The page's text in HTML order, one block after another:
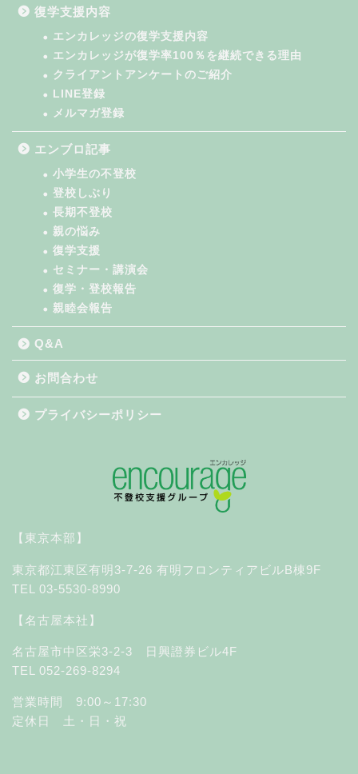
復学支援内容
エンカレッジの復学支援内容
エンカレッジが復学率100％を継続できる理由
クライアントアンケートのご紹介
LINE登録
メルマガ登録
エンブロ記事
小学生の不登校
登校しぶり
長期不登校
親の悩み
復学支援
セミナー・講演会
復学・登校報告
親睦会報告
Q&A
お問合わせ
プライバシーポリシー
【東京本部】
東京都江東区有明3-7-26 有明フロンティアビルB棟9F
TEL 03-5530-8990
【名古屋本社】
名古屋市中区栄3-2-3 日興證券ビル4F
TEL 052-269-8294
営業時間 9:00～17:30
定休日 土・日・祝